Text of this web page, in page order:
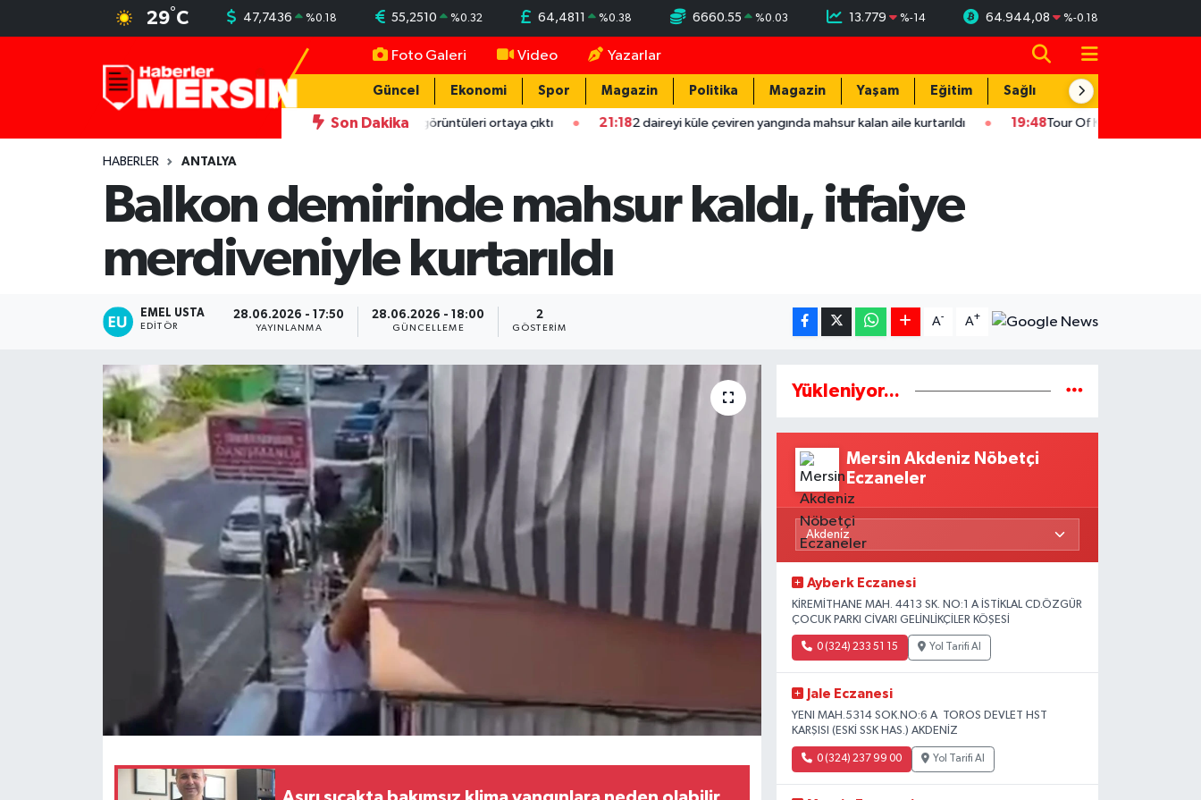
29°C 47,7436 %0.18 55,2510 %0.32 64,4811 %0.38 6660.55 %0.03 13.779 %-14 64.944,08 %-0.18
Foto Galeri Video Yazarlar
Güncel Ekonomi Spor Magazin Politika Magazin Yaşam Eğitim Sağlık Teknoloji
Son Dakika
darbeden şüpheliye uzaklaştırma; geçmiş yıllardaki darp görüntüleri ortaya çıktı 21:18 2 daireyi küle çeviren yangında mahsur kalan aile kurtarıldı 19:48 Tour Of Kahramanmaraş'ın
HABERLER ANTALYA
Balkon demirinde mahsur kaldı, itfaiye
merdiveniyle kurtarıldı
EMEL USTA
EDITÖR
28.06.2026 - 17:50
YAYINLANMA
28.06.2026 - 18:00
GÜNCELLEME
2
GÖSTERIM
A- A+
Yükleniyor...
Mersin Akdeniz Nöbetçi
Eczaneler
Ayberk Eczanesi
KİREMİTHANE MAH. 4413 SK. NO:1 A İSTİKLAL CD.ÖZGÜR
ÇOCUK PARKI CİVARI GELİNLİKÇİLER KÖŞESİ
0 (324) 233 51 15 Yol Tarifi Al
Jale Eczanesi
YENI MAH.5314 SOK.NO:6 A TOROS DEVLET HST
KARŞISI (ESKİ SSK HAS.) AKDENİZ
0 (324) 237 99 00 Yol Tarifi Al
Mersin Nöbetçi Eczaneler
Mersin Hava Durumu
Mersin Trafik Yoğunluk Haritası
Süper Lig Puan Durumu ve Fikstür
Tüm Manşetler
Haber Arşivi